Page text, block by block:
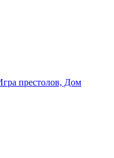
престолов, Дом